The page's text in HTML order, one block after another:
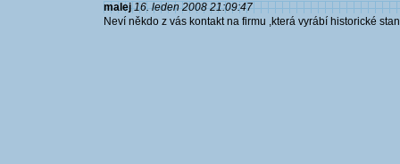
malej 16. leden 2008 21:09:47
Neví někdo z vás kontakt na firmu ,která vyrábí historické